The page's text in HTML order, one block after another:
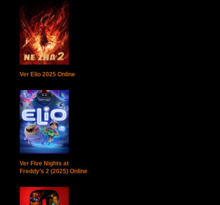
Ver Elio 2025 Online
Ver Five Nights at
Freddy’s 2 (2025) Online